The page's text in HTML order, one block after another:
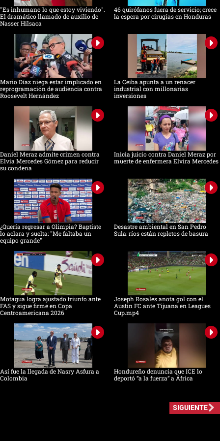
"Es inhumano lo que estoy viviendo".
El dramático llamado de auxilio de
Nasser Hilsaca
46 quirófanos fuera de servicio; crece
la espera por cirugías en Honduras
Mario Díaz niega estar implicado en
reprogramación de audiencia contra
Roosevelt Hernández
La Ceiba apunta a un renacer
industrial con millonarias
inversiones
Daniel Meraz admite crimen contra
Elvia Mercedes Gómez para reducir
su condena
Inicia juicio contra Daniel Meraz por
muerte de enfermera Elvira Mercedes
¿Quería regresar a Olimpia? Baptiste
lo aclara y suelta: "Me faltaba un
equipo grande"
Desastre ambiental en San Pedro
Sula: ríos están repletos de basura
Motagua logra ajustado triunfo ante
FAS y sigue firme en Copa
Centroamericana 2026
Joseph Rosales anota gol con el
Austin FC ante Tijuana en Leagues
Cup.mp4
Así fue la llegada de Nasry Asfura a
Colombia
Hondureño denuncia que ICE lo
deportó “a la fuerza” a África
SIGUIENTE